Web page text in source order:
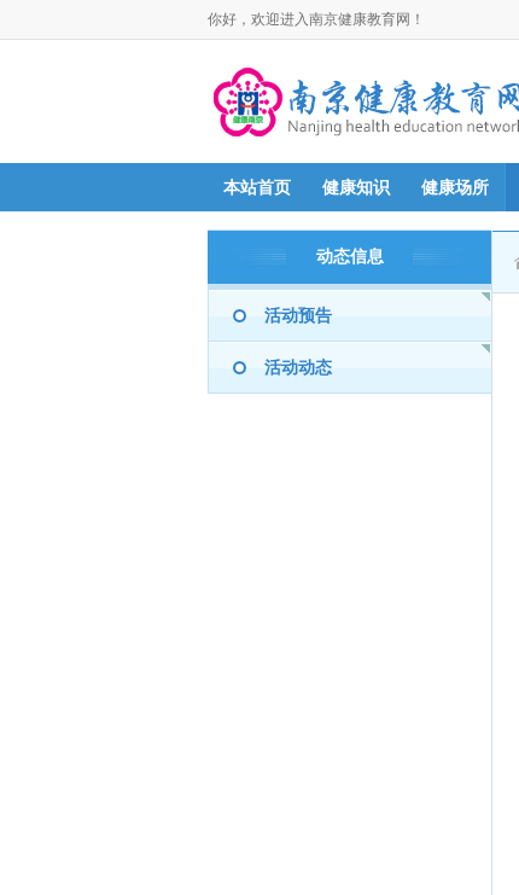
你好，欢迎进入南京健康教育网！
本站首页 健康知识 健康场所
动态信息
活动预告
活动动态